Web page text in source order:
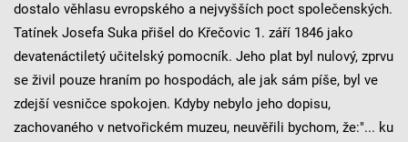
dostalo věhlasu evropského a nejvyšších poct společenských.
Tatínek Josefa Suka přišel do Křečovic 1. září 1846 jako
devatenáctiletý učitelský pomocník. Jeho plat byl nulový, zprvu
se živil pouze hraním po hospodách, ale jak sám píše, byl ve
zdejší vesničce spokojen. Kdyby nebylo jeho dopisu,
zachovaného v netvořickém muzeu, neuvěřili bychom, že:"... ku